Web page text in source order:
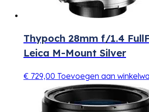
Thypoch 28mm f/1.4
Leica M-Mount Silver
€ 729,00 Toevoegen aan